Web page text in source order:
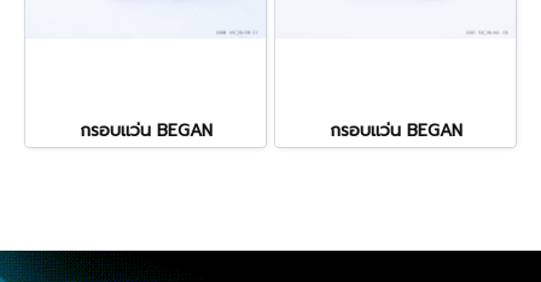
กรอบแว่น BEGAN กรอบแว่น BEGAN